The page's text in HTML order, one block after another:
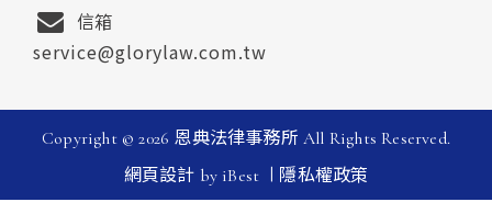
信箱
service@glorylaw.com.tw
Copyright © 2026 恩典法律事務所 All Rights Reserved.
網頁設計 by iBest | 隱私權政策